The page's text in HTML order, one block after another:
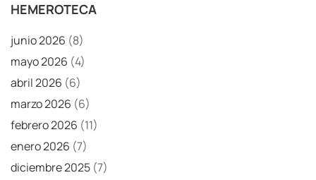
HEMEROTECA
junio 2026 (8)
mayo 2026 (4)
abril 2026 (6)
marzo 2026 (6)
febrero 2026 (11)
enero 2026 (7)
diciembre 2025 (7)